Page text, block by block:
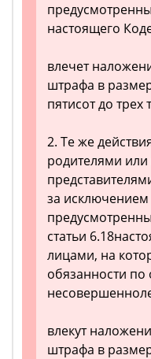
настоящего
влечет
штрафа в
пятисот до трех
2. Те же
родителями
за исключением
статьи
лицами, на
обязанности
влекут
штрафа в